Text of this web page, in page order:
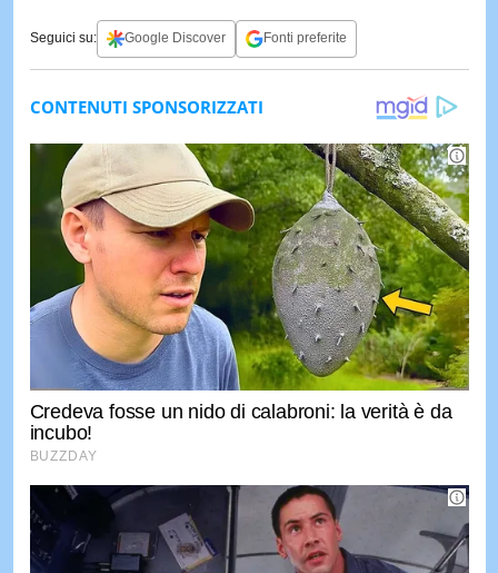
Seguici su: Google Discover Fonti preferite